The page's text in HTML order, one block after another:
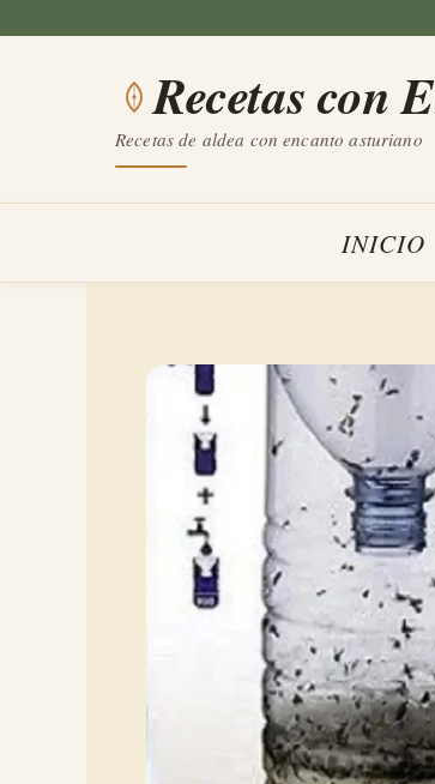
contenido
Recetas con
Recetas de aldea con encanto asturiano
INICIO